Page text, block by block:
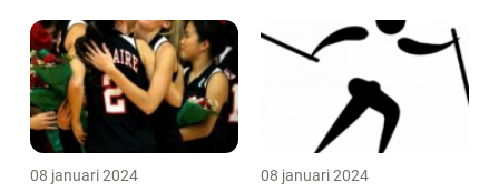
08 januari 2024 08 januari 2024